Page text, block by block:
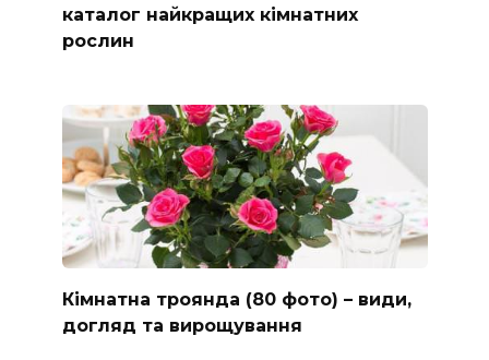
каталог найкращих кімнатних
рослин
Кімнатна троянда (80 фото) – види,
догляд та вирощування